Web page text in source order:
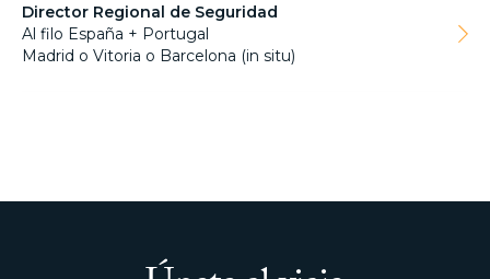
Director Regional de Seguridad
Al filo España + Portugal
Madrid o Vitoria o Barcelona (in situ)